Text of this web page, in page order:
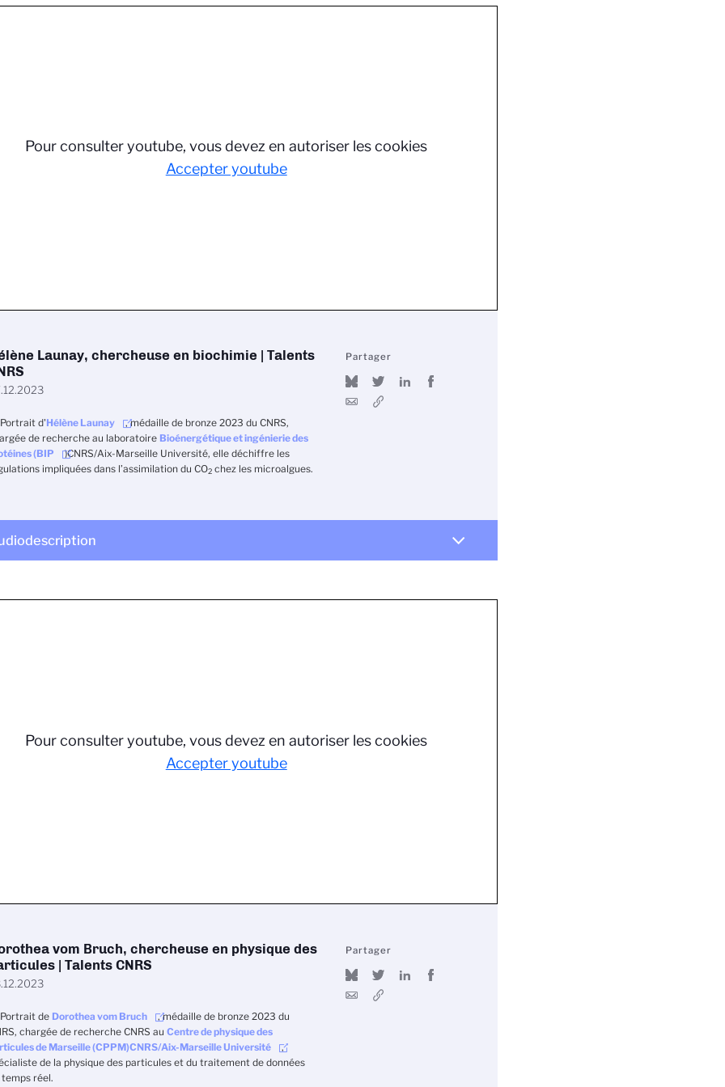
Pour consulter youtube, vous devez en autoriser les cookies
Accepter youtube
Launay, chercheuse en biochimie | Talents
Portrait d'Hélène Launay
, médaille de bronze 2023 du CNRS,
de recherche au laboratoire Bioénergétique et ingénierie des
(BIP
)CNRS/Aix-Marseille Université, elle déchiffre les
impliquées dans l’assimilation du CO2chez les microalgues.
Partager
Pour consulter youtube, vous devez en autoriser les cookies
Accepter youtube
vom Bruch, chercheuse en physique des
| Talents CNRS
Portrait de Dorothea vom Bruch
, médaille de bronze 2023 du
chargée de recherche CNRS au Centre de physique des
de Marseille (CPPM)CNRS/Aix-Marseille Université
,
de la physique des particules et du traitement de données
réel.
Partager